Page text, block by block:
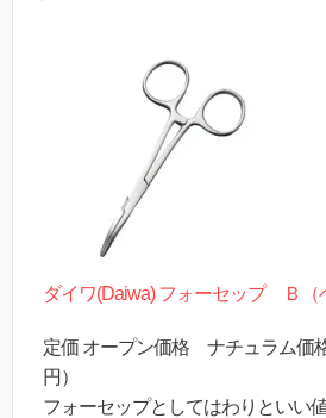
ダイワ(Daiwa) フォーセップ Ｂ（
定価 オープン価格 ナチュラム価
円）
フォーセップとしてはわりといい